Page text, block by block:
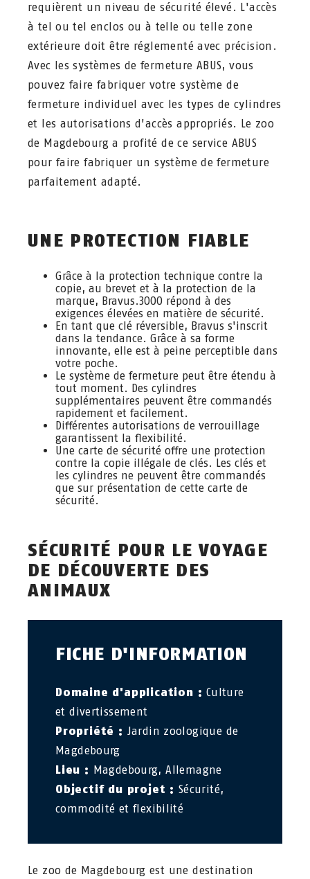
requièrent un niveau de sécurité élevé. L'accès
à tel ou tel enclos ou à telle ou telle zone
extérieure doit être réglementé avec précision.
Avec les systèmes de fermeture ABUS, vous
pouvez faire fabriquer votre système de
fermeture individuel avec les types de cylindres
et les autorisations d'accès appropriés. Le zoo
de Magdebourg a profité de ce service ABUS
pour faire fabriquer un système de fermeture
parfaitement adapté.
UNE PROTECTION FIABLE
Grâce à la protection technique contre la
copie, au brevet et à la protection de la
marque, Bravus.3000 répond à des
exigences élevées en matière de sécurité.
En tant que clé réversible, Bravus s'inscrit
dans la tendance. Grâce à sa forme
innovante, elle est à peine perceptible dans
votre poche.
Le système de fermeture peut être étendu à
tout moment. Des cylindres
supplémentaires peuvent être commandés
rapidement et facilement.
Différentes autorisations de verrouillage
garantissent la flexibilité.
Une carte de sécurité offre une protection
contre la copie illégale de clés. Les clés et
les cylindres ne peuvent être commandés
que sur présentation de cette carte de
sécurité.
SÉCURITÉ POUR LE VOYAGE
DE DÉCOUVERTE DES
ANIMAUX
FICHE D'INFORMATION
Domaine d'application : Culture
et divertissement
Propriété : Jardin zoologique de
Magdebourg
Lieu : Magdebourg, Allemagne
Objectif du projet : Sécurité,
commodité et flexibilité
Le zoo de Magdebourg est une destination